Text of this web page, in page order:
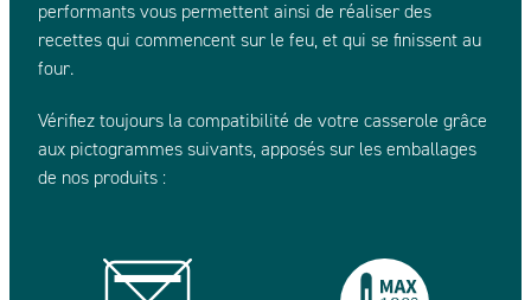
performants vous permettent ainsi de réaliser des
recettes qui commencent sur le feu, et qui se finissent au
four.
Vérifiez toujours la compatibilité de votre casserole grâce
aux pictogrammes suivants, apposés sur les emballages
de nos produits :